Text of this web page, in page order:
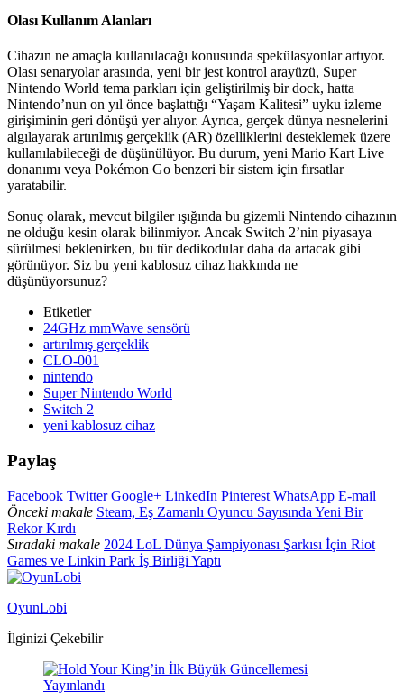
Olası Kullanım Alanları
Cihazın ne amaçla kullanılacağı konusunda spekülasyonlar artıyor.
Olası senaryolar arasında, yeni bir jest kontrol arayüzü, Super
Nintendo World tema parkları için geliştirilmiş bir dock, hatta
Nintendo’nun on yıl önce başlattığı “Yaşam Kalitesi” uyku izleme
girişiminin geri dönüşü yer alıyor. Ayrıca, gerçek dünya nesnelerini
algılayarak artırılmış gerçeklik (AR) özelliklerini desteklemek üzere
kullanılabileceği de düşünülüyor. Bu durum, yeni Mario Kart Live
donanımı veya Pokémon Go benzeri bir sistem için fırsatlar
yaratabilir.
Sonuç olarak, mevcut bilgiler ışığında bu gizemli Nintendo cihazının
ne olduğu kesin olarak bilinmiyor. Ancak Switch 2’nin piyasaya
sürülmesi beklenirken, bu tür dedikodular daha da artacak gibi
görünüyor. Siz bu yeni kablosuz cihaz hakkında ne
düşünüyorsunuz?
Etiketler
24GHz mmWave sensörü
artırılmış gerçeklik
CLO-001
nintendo
Super Nintendo World
Switch 2
yeni kablosuz cihaz
Paylaş
Facebook Twitter Google+ LinkedIn Pinterest WhatsApp E-mail
Önceki makale Steam, Eş Zamanlı Oyuncu Sayısında Yeni Bir
Rekor Kırdı
Sıradaki makale 2024 LoL Dünya Şampiyonası Şarkısı İçin Riot
Games ve Linkin Park İş Birliği Yaptı
OyunLobi
İlginizi Çekebilir